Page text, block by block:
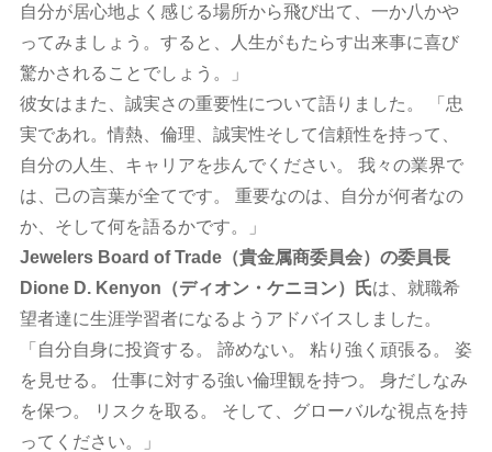
自分が居心地よく感じる場所から飛び出て、一か八かや
ってみましょう。すると、人生がもたらす出来事に喜び
驚かされることでしょう。」
彼女はまた、誠実さの重要性について語りました。 「忠
実であれ。情熱、倫理、誠実性そして信頼性を持って、
自分の人生、キャリアを歩んでください。 我々の業界で
は、己の言葉が全てです。 重要なのは、自分が何者なの
か、そして何を語るかです。」
Jewelers Board of Trade（貴金属商委員会）の委員長
Dione D. Kenyon（ディオン・ケニヨン）氏は、就職希
望者達に生涯学習者になるようアドバイスしました。
「自分自身に投資する。 諦めない。 粘り強く頑張る。 姿
を見せる。 仕事に対する強い倫理観を持つ。 身だしなみ
を保つ。 リスクを取る。 そして、グローバルな視点を持
ってください。」